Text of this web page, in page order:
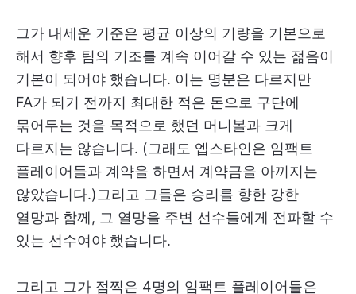
그가 내세운 기준은 평균 이상의 기량을 기본으로
해서 향후 팀의 기조를 계속 이어갈 수 있는 젊음이
기본이 되어야 했습니다. 이는 명분은 다르지만
FA가 되기 전까지 최대한 적은 돈으로 구단에
묶어두는 것을 목적으로 했던 머니볼과 크게
다르지는 않습니다. (그래도 엡스타인은 임팩트
플레이어들과 계약을 하면서 계약금을 아끼지는
않았습니다.)그리고 그들은 승리를 향한 강한
열망과 함께, 그 열망을 주변 선수들에게 전파할 수
있는 선수여야 했습니다.
그리고 그가 점찍은 4명의 임팩트 플레이어들은